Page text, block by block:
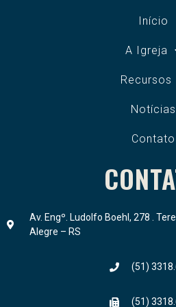
Início
A Igreja
Recursos
Notícias
Contato
Av. Engº. Ludolfo Boehl, 278 .
Alegre – RS
(51)
(51)